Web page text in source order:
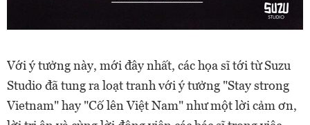
Với ý tưởng này, mới đây nhất, các họa sĩ tới từ Suzu
Studio đã tung ra loạt tranh với ý tưởng "Stay strong
Vietnam" hay "Cố lên Việt Nam" như một lời cảm ơn,